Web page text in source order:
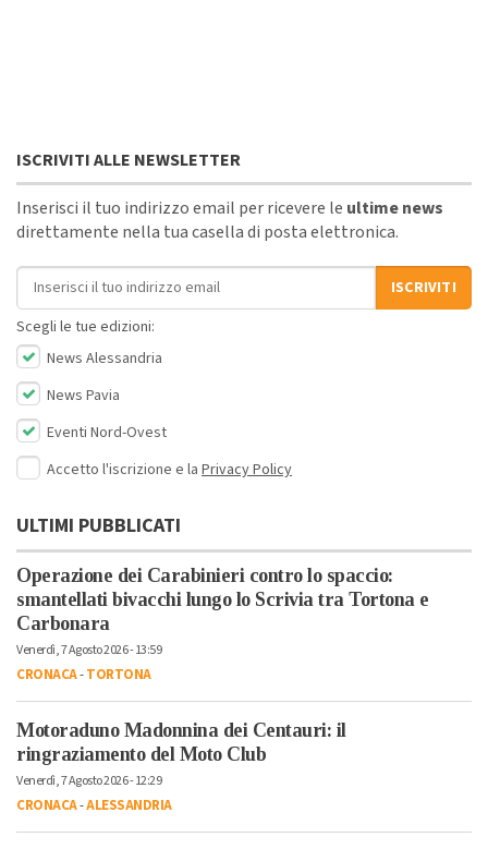
ISCRIVITI ALLE NEWSLETTER
Inserisci il tuo indirizzo email per ricevere le ultime news
direttamente nella tua casella di posta elettronica.
Indirizzo email
ISCRIVITI
Scegli le tue edizioni:
News Alessandria
News Pavia
Eventi Nord-Ovest
Accetto l'iscrizione e la Privacy Policy
ULTIMI PUBBLICATI
Operazione dei Carabinieri contro lo spaccio:
smantellati bivacchi lungo lo Scrivia tra Tortona e
Carbonara
Venerdì, 7 Agosto 2026 - 13:59
CRONACA-TORTONA
Motoraduno Madonnina dei Centauri: il
ringraziamento del Moto Club
Venerdì, 7 Agosto 2026 - 12:29
CRONACA-ALESSANDRIA